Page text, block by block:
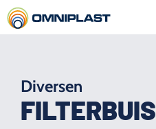
Diversen
FILTERBUIS